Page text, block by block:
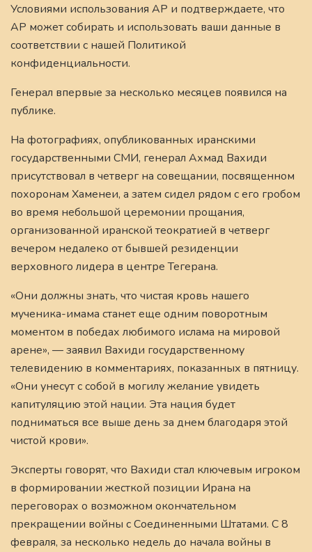
Условиями использования AP и подтверждаете, что
AP может собирать и использовать ваши данные в
соответствии с нашей Политикой
конфиденциальности.
Генерал впервые за несколько месяцев появился на
публике.
На фотографиях, опубликованных иранскими
государственными СМИ, генерал Ахмад Вахиди
присутствовал в четверг на совещании, посвященном
похоронам Хаменеи, а затем сидел рядом с его гробом
во время небольшой церемонии прощания,
организованной иранской теократией в четверг
вечером недалеко от бывшей резиденции
верховного лидера в центре Тегерана.
«Они должны знать, что чистая кровь нашего
мученика-имама станет еще одним поворотным
моментом в победах любимого ислама на мировой
арене», — заявил Вахиди государственному
телевидению в комментариях, показанных в пятницу.
«Они унесут с собой в могилу желание увидеть
капитуляцию этой нации. Эта нация будет
подниматься все выше день за днем благодаря этой
чистой крови».
Эксперты говорят, что Вахиди стал ключевым игроком
в формировании жесткой позиции Ирана на
переговорах о возможном окончательном
прекращении войны с Соединенными Штатами. С 8
февраля, за несколько недель до начала войны в